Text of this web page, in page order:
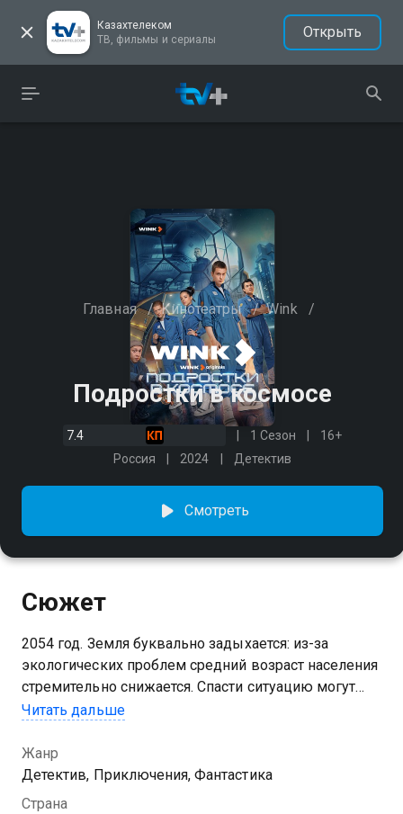
Казахтелеком
ТВ, фильмы и сериалы
Открыть
Главная / Кинотеатры / Wink /
Подростки в космосе
7.4 1 Сезон
16+
Россия
2024 Детектив
Смотреть
Сюжет
2054 год. Земля буквально задыхается: из-за
экологических проблем средний возраст населения
стремительно снижается. Спасти ситуацию могут
подростки — единственные, кто физически
вещество для предотвращения катастрофы. Из 13
смельчаков, у каждого из которых свои личные
мотивы, в экипаж попадут только шестеро.
Читать дальше
Жанр
Детектив, Приключения, Фантастика
Страна